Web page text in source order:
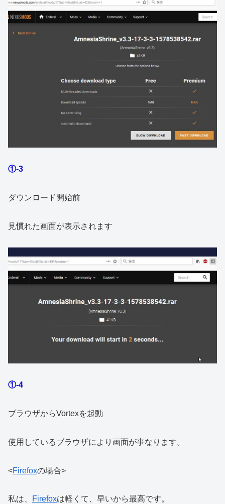
①-3
ダウンロード開始前
見慣れた画面が表示されます
①-4
ブラウザからVortexを起動
使用しているブラウザにより画面が事なります。
<Firefoxの場合>
私は、 Firefoxは軽くて、早いから最高です。